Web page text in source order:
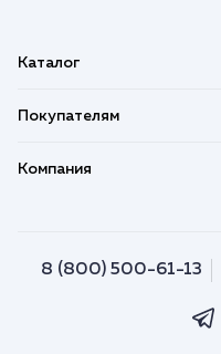
Каталог
Покупателям
Компания
8 (800) 500-61-13